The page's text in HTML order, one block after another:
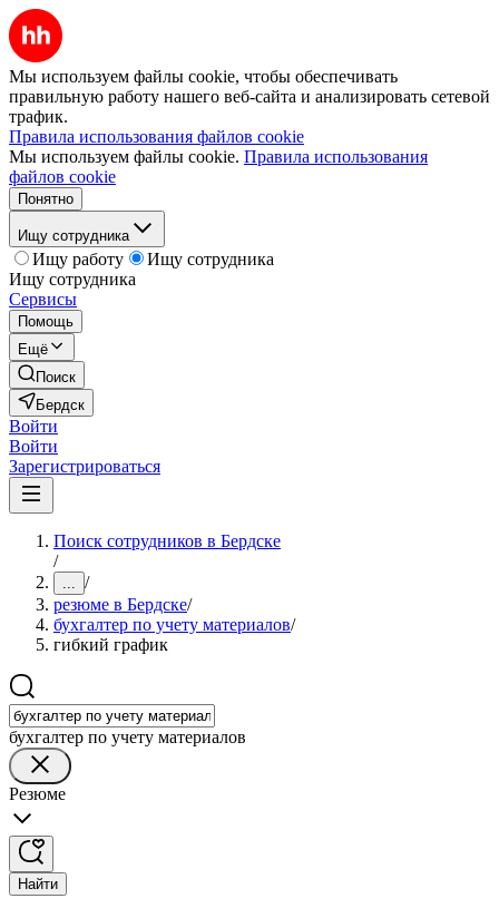
Мы используем файлы cookie, чтобы обеспечивать
правильную работу нашего веб-сайта и анализировать сетевой
трафик.
Правила использования файлов cookie
Мы используем файлы cookie. Правила использования
файлов cookie
Понятно
Ищу сотрудника
Ищу работу
Ищу сотрудника
Ищу сотрудника
Сервисы
Помощь
Ещё
Поиск
Бердск
Войти
Войти
Зарегистрироваться
Поиск сотрудников в Бердске
/
... /
резюме в Бердске/
бухгалтер по учету материалов/
гибкий график
бухгалтер по учету материалов
Резюме
Найти